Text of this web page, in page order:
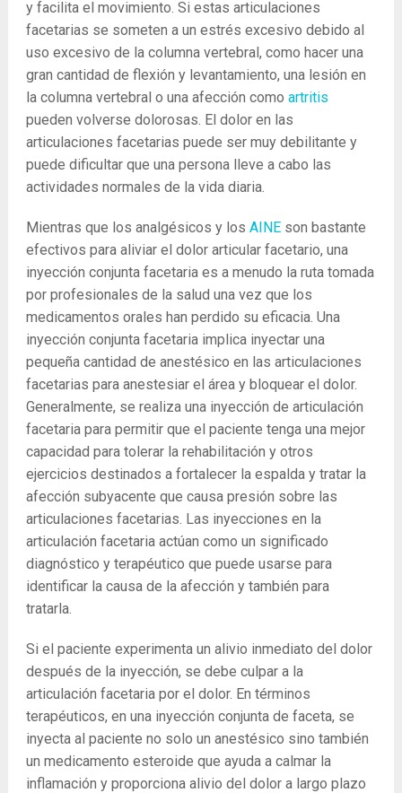
y facilita el movimiento. Si estas articulaciones
facetarias se someten a un estrés excesivo debido al
uso excesivo de la columna vertebral, como hacer una
gran cantidad de flexión y levantamiento, una lesión en
la columna vertebral o una afección como artritis
pueden volverse dolorosas. El dolor en las
articulaciones facetarias puede ser muy debilitante y
puede dificultar que una persona lleve a cabo las
actividades normales de la vida diaria.
Mientras que los analgésicos y los AINE son ​​bastante
efectivos para aliviar el dolor articular facetario, una
inyección conjunta facetaria es a menudo la ruta tomada
por profesionales de la salud una vez que los
medicamentos orales han perdido su eficacia. Una
inyección conjunta facetaria implica inyectar una
pequeña cantidad de anestésico en las articulaciones
facetarias para anestesiar el área y bloquear el dolor.
Generalmente, se realiza una inyección de articulación
facetaria para permitir que el paciente tenga una mejor
capacidad para tolerar la rehabilitación y otros
ejercicios destinados a fortalecer la espalda y tratar la
afección subyacente que causa presión sobre las
articulaciones facetarias. Las inyecciones en la
articulación facetaria actúan como un significado
diagnóstico y terapéutico que puede usarse para
identificar la causa de la afección y también para
tratarla.
Si el paciente experimenta un alivio inmediato del dolor
después de la inyección, se debe culpar a la
articulación facetaria por el dolor. En términos
terapéuticos, en una inyección conjunta de faceta, se
inyecta al paciente no solo un anestésico sino también
un medicamento esteroide que ayuda a calmar la
inflamación y proporciona alivio del dolor a largo plazo